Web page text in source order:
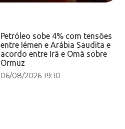
Petróleo sobe 4% com tensões
entre Iémen e Arábia Saudita e
acordo entre Irã e Omã sobre
Ormuz
06/08/2026 19:10